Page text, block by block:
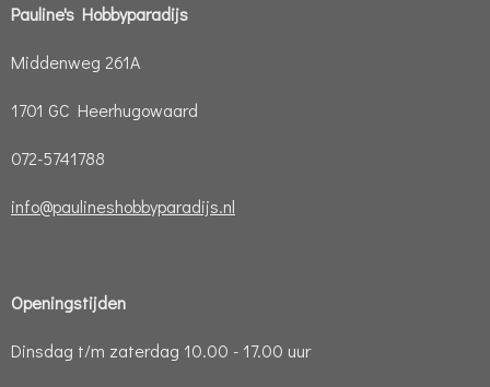
Pauline's Hobbyparadijs
Middenweg 261A
1701 GC Heerhugowaard
072-5741788
info@paulineshobbyparadijs.nl
Openingstijden
Dinsdag t/m zaterdag 10.00 - 17.00 uur